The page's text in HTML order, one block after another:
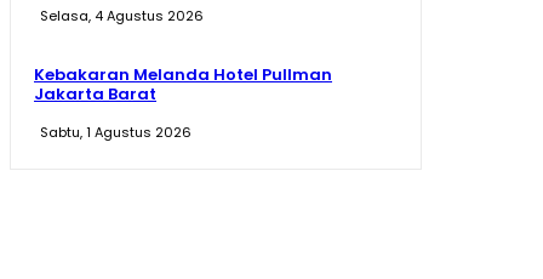
Selasa, 4 Agustus 2026
Kebakaran Melanda Hotel Pullman
Jakarta Barat
Sabtu, 1 Agustus 2026